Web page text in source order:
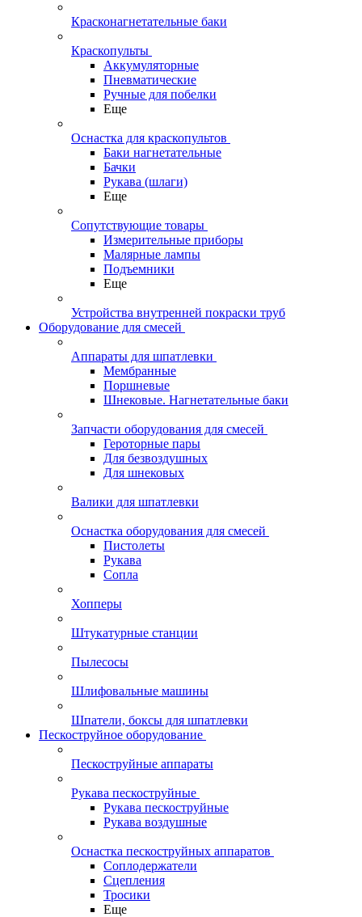
Красконагнетательные баки
Краскопульты
Аккумуляторные
Пневматические
Ручные для побелки
Еще
Оснастка для краскопультов
Баки нагнетательные
Бачки
Рукава (шлаги)
Еще
Сопутствующие товары
Измерительные приборы
Малярные лампы
Подъемники
Еще
Устройства внутренней покраски труб
Оборудование для смесей
Аппараты для шпатлевки
Мембранные
Поршневые
Шнековые. Нагнетательные баки
Запчасти оборудования для смесей
Героторные пары
Для безвоздушных
Для шнековых
Валики для шпатлевки
Оснастка оборудования для смесей
Пистолеты
Рукава
Сопла
Хопперы
Штукатурные станции
Пылесосы
Шлифовальные машины
Шпатели, боксы для шпатлевки
Пескоструйное оборудование
Пескоструйные аппараты
Рукава пескоструйные
Рукава пескоструйные
Рукава воздушные
Оснастка пескоструйных аппаратов
Соплодержатели
Сцепления
Тросики
Еще